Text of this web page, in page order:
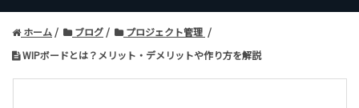
ホーム ブログ
プロジェクト管理
WIPボードとは？メリット・デメリットや作り方を解説